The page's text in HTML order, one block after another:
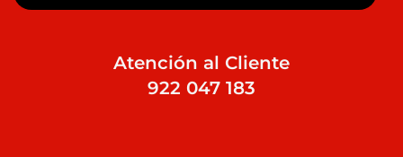
Atención al Cliente
922 047 183